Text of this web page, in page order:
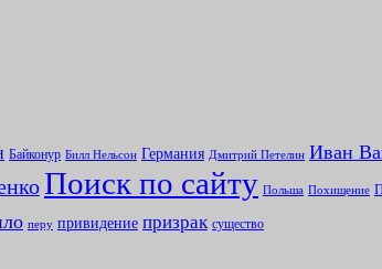
Байконур Билл Нельсон Германия Дмитрий Петелин Иван
Поиск по сайту Польша Похищение
перу привидение призрак существо